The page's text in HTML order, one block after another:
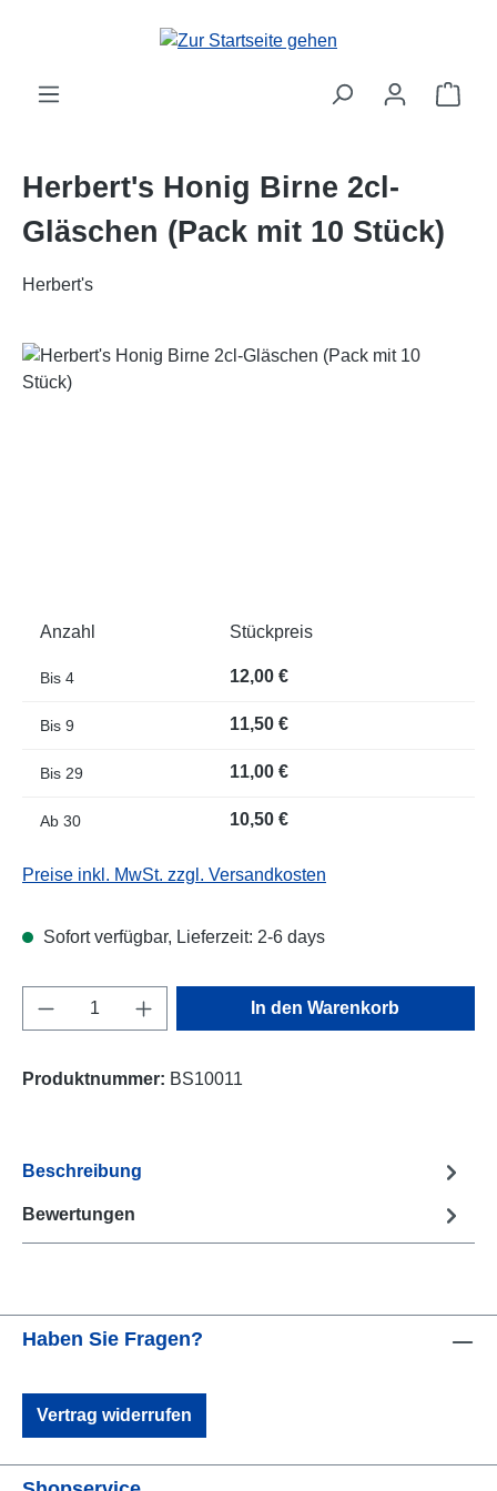
Zum Hauptinhalt springen
Herbert's Honig Birne 2cl-
Gläschen (Pack mit 10 Stück)
Herbert's
Anzahl Stückpreis
Bis 4 12,00 €
Bis 9 11,50 €
Bis 29 11,00 €
Ab 30 10,50 €
Preise inkl. MwSt. zzgl. Versandkosten
Sofort verfügbar, Lieferzeit: 2-6 days
Produkt Anzahl: Gib den gewünschten
In den Warenkorb
Produktnummer: BS10011
Beschreibung
Bewertungen
Haben Sie Fragen?
Vertrag widerrufen